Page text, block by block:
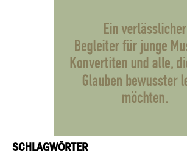
SCHLAGWÖRTER